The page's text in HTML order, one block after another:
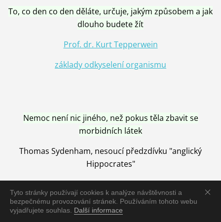
Tyto stránky používají cookies k analýze návštěvnosti a
bezpečnému provozování stránek. Používáním tohoto webu
vyjadřujete souhlas. Další informace
To, co den co den děláte, určuje, jakým způsobem a jak
dlouho budete žít
Prof. dr. Kurt Tepperwein
základy odkyselení organismu
Nemoc není nic jiného, než pokus těla zbavit se
morbidních látek
Thomas Sydenham, nesoucí předzdívku "anglický
Hippocrates"
Nemoc je vyléčena jen pomocí Přírody, neutralizací a